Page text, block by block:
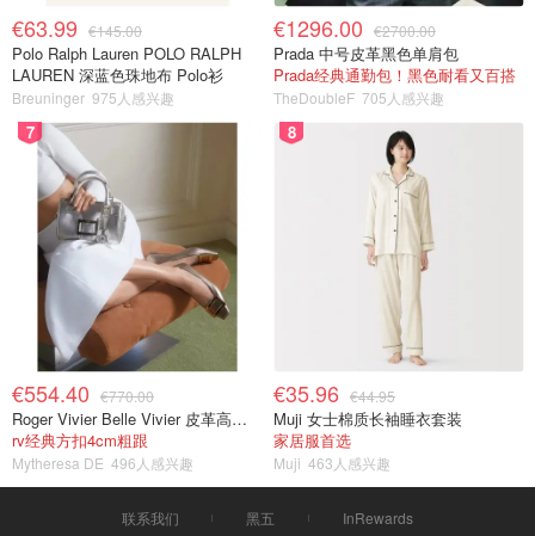
€63.99 €145.00
Polo Ralph Lauren POLO RALPH
LAUREN 深蓝色珠地布 Polo衫
Breuninger 975人感兴趣
€1296.00 €2700.00
Prada 中号皮革黑色单肩包
Prada经典通勤包！黑色耐看又百搭
TheDoubleF 705人感兴趣
7
€554.40 €770.00
Roger Vivier Belle Vivier 皮革高跟鞋
rv经典方扣4cm粗跟
Mytheresa DE 496人感兴趣
8
€35.96 €44.95
Muji 女士棉质长袖睡衣套装
家居服首选
Muji 463人感兴趣
联系我们 黑五 InRewards